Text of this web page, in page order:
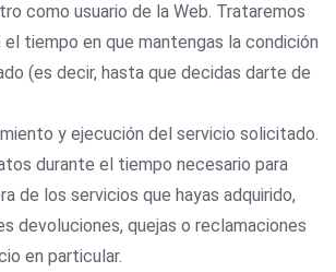
como usuario de la Web. Trataremos
tiempo en que mantengas la condición
(es decir, hasta que decidas darte de
y ejecución del servicio solicitado.
durante el tiempo necesario para
de los servicios que hayas adquirido,
devoluciones, quejas o reclamaciones
en particular.